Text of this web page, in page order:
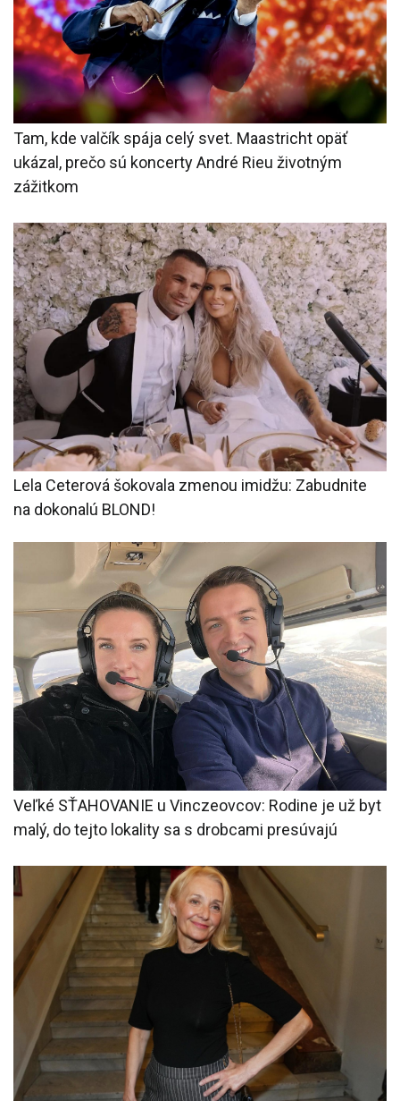
Tam, kde valčík spája celý svet. Maastricht opäť
ukázal, prečo sú koncerty André Rieu životným
zážitkom
Lela Ceterová šokovala zmenou imidžu: Zabudnite
na dokonalú BLOND!
Veľké SŤAHOVANIE u Vinczeovcov: Rodine je už byt
malý, do tejto lokality sa s drobcami presúvajú